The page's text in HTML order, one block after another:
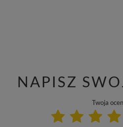
NAPISZ
Twoja